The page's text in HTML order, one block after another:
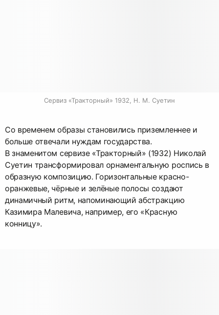
Сервиз «Тракторный» 1932, Н. М. Суетин
Со временем образы становились приземленнее и
больше отвечали нуждам государства.
В знаменитом сервизе «Тракторный» (1932) Николай
Суетин трансформировал орнаментальную роспись в
образную композицию. Горизонтальные красно-
оранжевые, чёрные и зелёные полосы создают
динамичный ритм, напоминающий абстракцию
Казимира Малевича, например, его «Красную
конницу».